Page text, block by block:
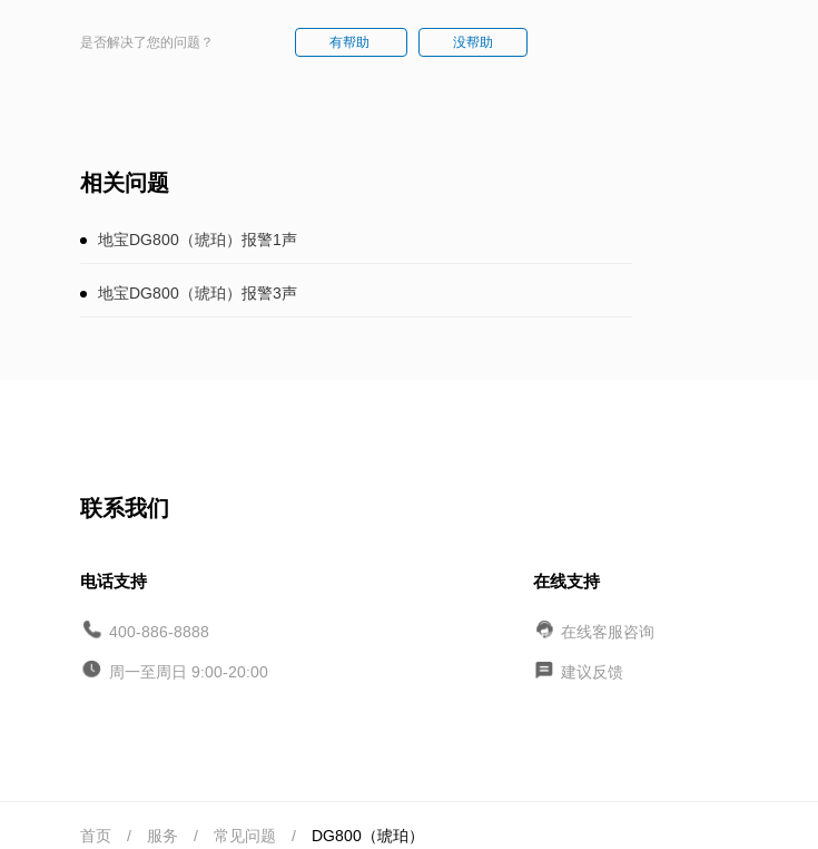
是否解决了您的问题？ 有帮助 没帮助
相关问题
地宝DG800（琥珀）报警1声
地宝DG800（琥珀）报警3声
联系我们
电话支持
400-886-8888
周一至周日 9:00-20:00
在线支持
在线客服咨询
建议反馈
首页 / 服务 / 常见问题 / DG800（琥珀）